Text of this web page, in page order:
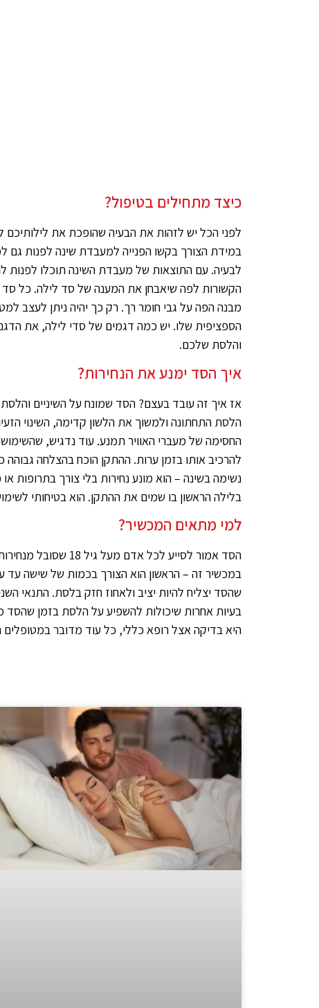
כיצד מתחילים בטיפול?
לפני הכל יש לזהות את הבעיה שהופכת את לילותיכם
במידת הצורך בקשו הפנייה למעבדת שינה לפנות גם
לבעיה. עם התוצאות של מעבדת השינה תוכלו לפנות
הקשורות לפה שיאבחן את המענה של סד לילה. כל
מבנה הפה על גבי חומר רך. רק כך יהיה ניתן לעצב
הספציפית שלו. יש כמה דגמים של סדי לילה, את
והלסת שלכם.
איך הסד ימנע את הנחירות?
אז איך זה עובד בעצם? הסד שמונח על השיניים
הלסת התחתונה ולמשוך את הלשון קדימה, השינוי
החסימה של מעברי האוויר תמנע. עוד נדגיש,
להרכיב אותו בזמן ערות. ההתקן הוכח בהצלחה גבוהה
נשימה בשינה – הוא מונע נחירות בלי צורך בתרופות
בלילה הראשון בו שמים את ההתקן. הוא בטיחותי
למי מתאים המכשיר?
הסד אמור לסייע לכל
במכשיר זה – הראשון הוא הצורך בכמות של שישה
שהסד יצליח להיות יציב ולאחוז חזק בלסת. התנאי
בעיות אחרות שיכולות להשפיע על הלסת בזמן שהסד
היא בדיקה אצל רופא כללי, כל עוד מדובר במטופלים